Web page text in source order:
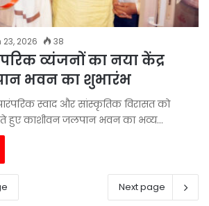
2026 38
व्यंजनों का नया केंद्र
भवन का शुभारंभ
स्वाद और सांस्कृतिक विरासत को
हुए काशीवन जलपान भवन का भव्य…
Next page